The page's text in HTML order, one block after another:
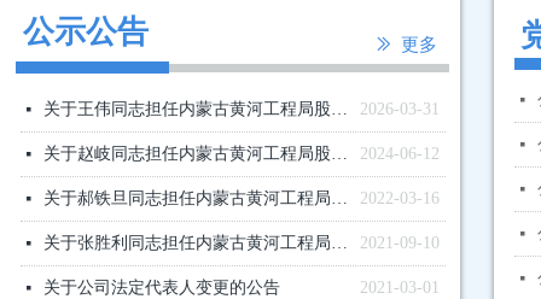
公示公告
2026-03-31
넷 关于王伟同志担任内蒙古黄河工程局股份有限公司总经理的公告
2024-06-12
넷 关于赵岐同志担任内蒙古黄河工程局股份有限公司总经理的公告
2022-03-16
넷 关于郝铁旦同志担任内蒙古黄河工程局股份有限公司总经理的公告
2021-09-10
넷 关于张胜利同志担任内蒙古黄河工程局股份有限公司党委书记的公告
2021-03-01
넷 关于公司法定代表人变更的公告
넷
넷
넷
넷
넷
ꅀ 更多